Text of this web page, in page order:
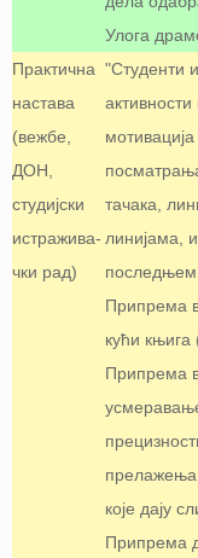
Улога
Практична
настава
(вежбе,
ДОН,
студијски
истражива-
чки рад)
"Студенти
тачака,
линијама,
последњем
Припрема
кући књига
Припрема
прелажења
које дају
Припрема